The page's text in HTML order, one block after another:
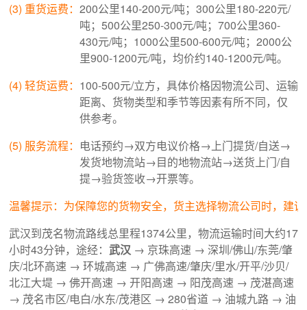
(3) 重货运费： 200公里140-200元/吨；300公里180-220元/
吨；500公里250-300元/吨；700公里360-
430元/吨；1000公里500-600元/吨；2000公
里900-1200元/吨，均价约140-1200元/吨。
(4) 轻货运费： 100-500元/立方，具体价格因物流公司、运输
距离、货物类型和季节等因素有所不同，仅
供参考。
(5) 服务流程： 电话预约→双方电议价格→上门提货/自送→
发货地物流站→目的地物流站→送货上门/自
提→验货签收→开票等。
温馨提示：为保障您的货物安全，货主选择物流公司时，建
武汉到茂名物流路线总里程1374公里，物流运输时间大约17
小时43分钟，途经： 武汉 → 京珠高速 → 深圳/佛山/东莞/肇
庆/北环高速 → 环城高速 → 广佛高速/肇庆/里水/开平/沙贝/
北江大堤 → 佛开高速 → 开阳高速 → 阳茂高速 → 茂湛高速
→ 茂名市区/电白/水东/茂港区 → 280省道 → 油城九路 → 油